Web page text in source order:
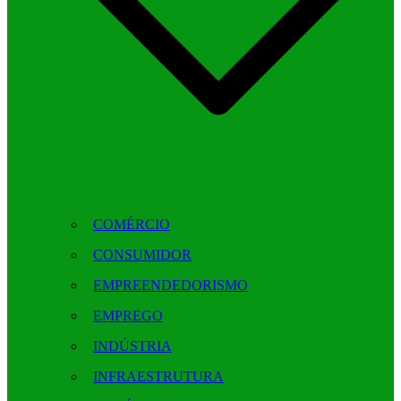
COMÉRCIO
CONSUMIDOR
EMPREENDEDORISMO
EMPREGO
INDÚSTRIA
INFRAESTRUTURA